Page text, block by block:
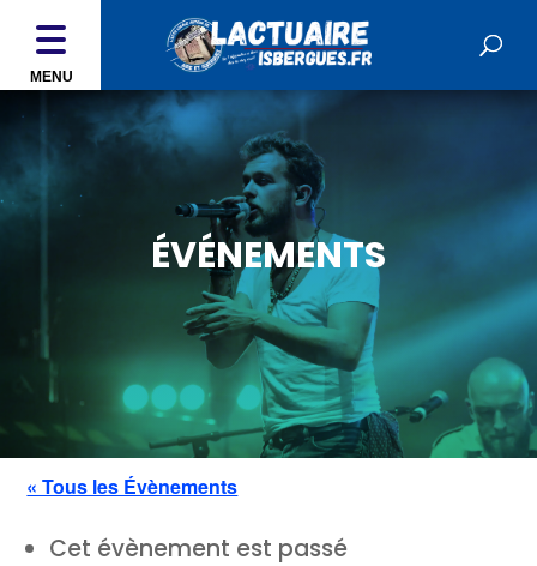
MENU
ÉVÉNEMENTS
« Tous les Évènements
Cet évènement est passé